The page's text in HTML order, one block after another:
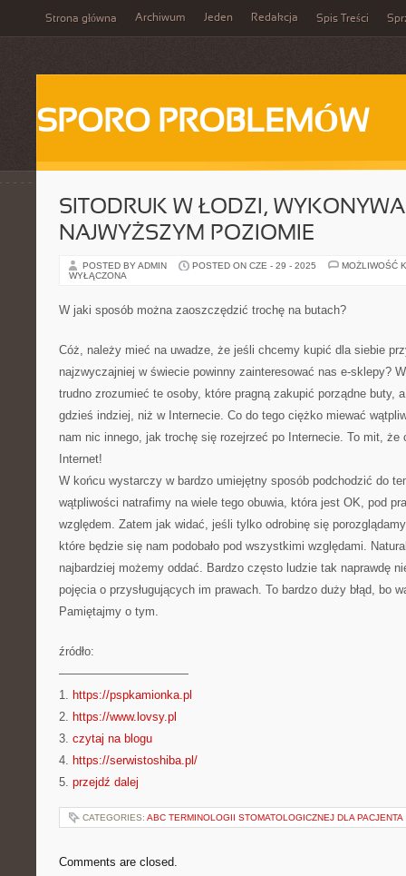
Strona główna Archiwum Jeden Redakcja Spis Treści
SPORO PROBLEMÓW
SITODRUK W ŁODZI,
NAJWYŻSZYM POZIOMIE
POSTED BY ADMIN POSTED ON CZE - 29 - 2025
MOŻLIWOŚĆ
WYŁĄCZONA
W jaki sposób można zaoszczędzić trochę na butach?
Cóż, należy mieć na uwadze, że jeśli chcemy kupić dla siebie
najzwyczajniej w świecie powinny zainteresować nas e-sklepy?
trudno zrozumieć te osoby, które pragną zakupić porządne buty,
gdzieś indziej, niż w Internecie. Co do tego ciężko miewać
nam nic innego, jak trochę się rozejrzeć po Internecie. To mit,
Internet!
W końcu wystarczy w bardzo umiejętny sposób podchodzić do
wątpliwości natrafimy na wiele tego obuwia, która jest OK, pod
względem. Zatem jak widać, jeśli tylko odrobinę się
które będzie się nam podobało pod wszystkimi względami.
najbardziej możemy oddać. Bardzo często ludzie tak naprawdę
pojęcia o przysługujących im prawach. To bardzo duży błąd, bo
Pamiętajmy o tym.
źródło:
———————————
1. https://pspkamionka.pl
2. https://www.lovsy.pl
3. czytaj na blogu
4. https://serwistoshiba.pl/
5. przejdź dalej
CATEGORIES: ABC TERMINOLOGII STOMATOLOGICZNEJ DLA PACJENTA
Comments are closed.